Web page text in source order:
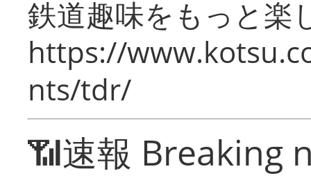
鉄道趣味をもっと楽
https://
nts/tdr/
📶速報 Breaking